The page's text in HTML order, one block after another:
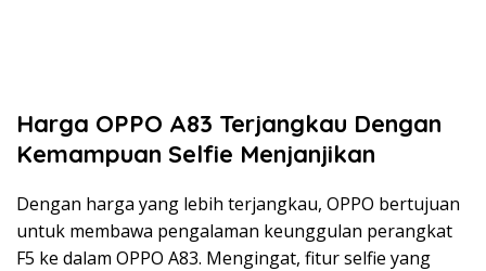
Harga OPPO A83 Terjangkau Dengan
Kemampuan Selfie Menjanjikan
Dengan harga yang lebih terjangkau, OPPO bertujuan
untuk membawa pengalaman keunggulan perangkat
F5 ke dalam OPPO A83. Mengingat, fitur selfie yang